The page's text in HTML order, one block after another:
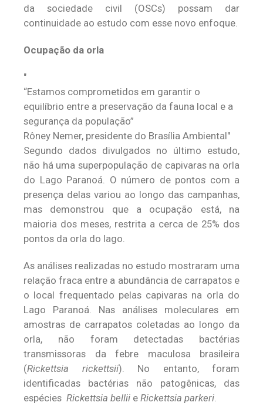
da sociedade civil (OSCs) possam dar
continuidade ao estudo com esse novo enfoque.
Ocupação da orla
“Estamos comprometidos em garantir o
equilíbrio entre a preservação da fauna local e a
segurança da população”
Rôney Nemer, presidente do Brasília Ambiental
Segundo dados divulgados no último estudo,
não há uma superpopulação de capivaras na orla
do Lago Paranoá. O número de pontos com a
presença delas variou ao longo das campanhas,
mas demonstrou que a ocupação está, na
maioria dos meses, restrita a cerca de 25% dos
pontos da orla do lago.
As análises realizadas no estudo mostraram uma
relação fraca entre a abundância de carrapatos e
o local frequentado pelas capivaras na orla do
Lago Paranoá. Nas análises moleculares em
amostras de carrapatos coletadas ao longo da
orla, não foram detectadas bactérias
transmissoras da febre maculosa brasileira
(Rickettsia rickettsii). No entanto, foram
identificadas bactérias não patogênicas, das
espécies Rickettsia bellii e Rickettsia parkeri.